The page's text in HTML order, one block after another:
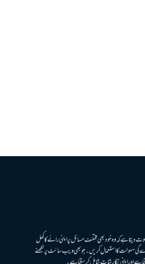
دیتا ہے کہ وہ خود بھی مختلف مسائل پر اپنی رائے کا کھل
کی سہولت کا استعمال کریں۔ جو بھی ویب سائٹ پر لکھنے